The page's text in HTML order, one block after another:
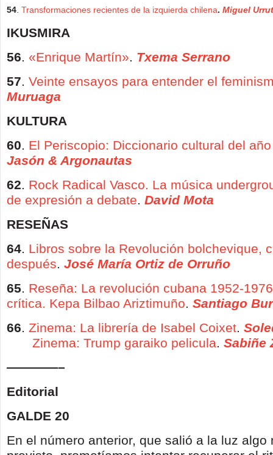
54 Transformaciones recientes de la izquierda chilena. Miguel
IKUSMIRA
56. «Enrique Martín». Txema Serrano
57. Veinte ensayos para entender el
Muruaga
KULTURA
60. El Periscopio: Diccionario cultural del
Jasón & Argonautas
62. Rock Radical Vasco. La música
de expresión a debate. David Mota
RESEÑAS
64. Libros sobre la Revolución bolchevique,
después. José María Ortiz de Orruño
65. Reseña: La revolución cubana 1952-
crítica. Kepa Bilbao Ariztimuño. Santiago
66. Zinema: La librería de Isabel Coixet.
Zinema: Trump garaiko pelicula. Sabiñe
————–
Editorial
GALDE 20
En el número anterior, que salió a la luz algo